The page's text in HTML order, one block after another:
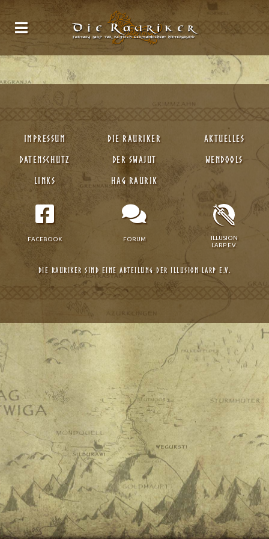
Impressum
Datenschutz
Links
Die Rauriker
Der Swajut
Hag Raurik
Aktuelles
Wendools
FACEBOOK FORUM
ILLUSION
LARP E.V.
Die Rauriker sind eine Abteilung der ILLUSION LARP e.V.